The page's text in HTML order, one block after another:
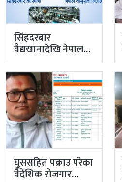
सिंहदरबार
वैद्यखानादेखि नेपाल
औषधि लिमिटेडसम्म
प्रधानमन्त्रीको
प्राथमिकतामा
घुससहित पक्राउ परेका
वैदेशिक रोजगार